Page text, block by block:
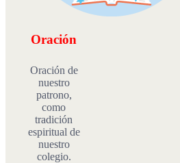
Oración
Oración de
nuestro
patrono,
como
tradición
espiritual de
nuestro
colegio.